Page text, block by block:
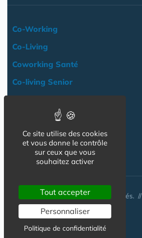
Co-Working
Co-Living
Coworking Santé
Co-living Senior
Professionnels
NOS AUTRES SITES :
© Australis 2026 - Tous droits réservés. //
Ce site utilise des cookies
et vous donne le contrôle
sur ceux que vous
souhaitez activer
Tout accepter
Personnaliser
Politique de confidentialité